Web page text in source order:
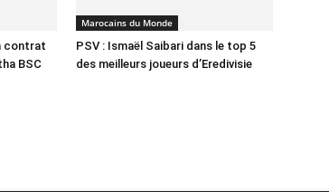
contrat
BSC
Marocains du Monde
PSV : Ismaël Saibari dans le top 5
des meilleurs joueurs d’Eredivisie